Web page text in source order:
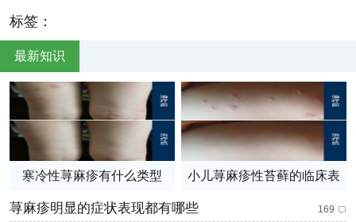
标签：
最新知识
寒冷性荨麻疹有什么类型
小儿荨麻疹性苔藓的临床表
荨麻疹明显的症状表现都有哪些 169